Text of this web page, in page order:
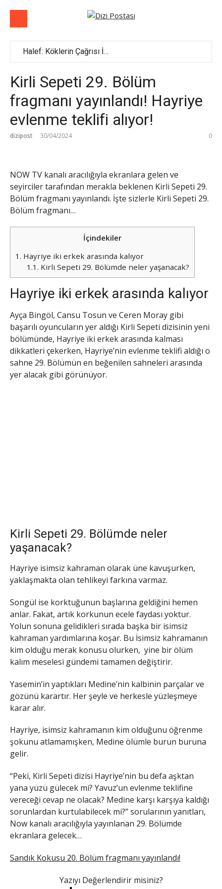
Halef: Köklerin Çağrısı İzleyicilerle Buluştu: İzleyiciler Tarafını Seçti! Biran Damla Yılmaz Tüm Beğenileri Topladı!
Bereketli Topraklar Dizisinin İlk Tanıtım Fragmanı Yayımlandı! Yeni dizi yakında Show TV’de başlıyor!
Kızılcık Şerbeti’nin Revize Edilmiş Fragmanı Yayınlandı! Kızılcık Şerbeti’nde Şok Değişiklik: O Aşk Başlamadan Bitti!
Kirli Sepeti 29. Bölüm
fragmanı yayınlandı! Hayriye
evlenme teklifi alıyor!
dizipost 30/04/2024 0
NOW TV kanalı aracılığıyla ekranlara gelen ve
seyirciler tarafından merakla beklenen Kirli Sepeti 29.
Bölüm fragmanı yayınlandı. İşte sizlerle Kirli Sepeti 29.
Bölüm fragmanı…
İçindekiler
1. Hayriye iki erkek arasında kalıyor
1.1. Kirli Sepeti 29. Bölümde neler yaşanacak?
Hayriye iki erkek arasında kalıyor
Ayça Bingöl, Cansu Tosun ve Ceren Moray gibi
başarılı oyuncuların yer aldığı Kirli Sepeti dizisinin yeni
bölümünde, Hayriye iki erkek arasında kalması
dikkatleri çekerken, Hayriye’nin evlenme teklifi aldığı o
sahne 29. Bölümün en beğenilen sahneleri arasında
yer alacak gibi görünüyor.
Kirli Sepeti 29. Bölümde neler
yaşanacak?
Hayriye isimsiz kahraman olarak üne kavuşurken,
yaklaşmakta olan tehlikeyi farkına varmaz.
Songül ise korktuğunun başlarına geldiğini hemen
anlar. Fakat, artık korkunun ecele faydası yoktur.
Yolun sonuna gelidikleri sırada başka bir isimsiz
kahraman yardımlarına koşar. Bu İsimsiz kahramanın
kim olduğu merak konusu olurken, yine bir ölüm
kalım meselesi gündemi tamamen değiştirir.
Yasemin’in yaptıkları Medine’nin kalbinin parçalar ve
gözünü karartır. Her şeyle ve herkesle yüzleşmeye
karar alır.
Hayriye, isimsiz kahramanın kim olduğunu öğrenme
şokunu atlamamışken, Medine ölümle burun buruna
gelir.
“Peki, Kirli Sepeti dizisi Hayriye’nin bu defa aşktan
yana yüzü gülecek mi? Yavuz’un evlenme teklifine
vereceği cevap ne olacak? Medine karşı karşıya kaldığı
sorunlardan kurtulabilecek mi?” sorularının yanıtları,
Now kanalı aracılığıyla yayınlanan 29. Bölümde
ekranlara gelecek…
Sandık Kokusu 20. Bölüm fragmanı yayınlandı!
Yazıyı Değerlendirir misiniz?